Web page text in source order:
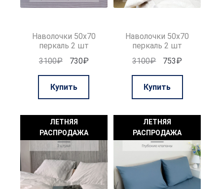
Наволочки 50х70
перкаль 2 шт
3100₽
Первоначальная
цена
составляла
3100₽.
730₽Текущая
цена:
Купить
Наволочки 50х70
перкаль 2 шт
3100₽
Первоначальная
цена
составляла
3100₽.
753₽
цена:
Купить
ЛЕТНЯЯ
РАСПРОДАЖА
ЛЕТНЯЯ
РАСПРОДАЖА